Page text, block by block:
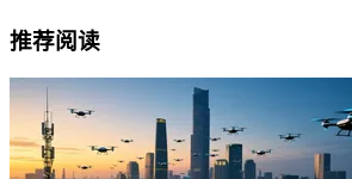
推荐阅读